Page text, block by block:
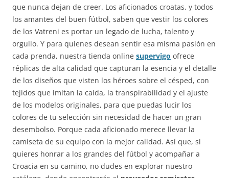
que nunca dejan de creer. Los aficionados croatas, y todos
los amantes del buen fútbol, saben que vestir los colores
de los Vatreni es portar un legado de lucha, talento y
orgullo. Y para quienes desean sentir esa misma pasión en
cada prenda, nuestra tienda online supervigo ofrece
réplicas de alta calidad que capturan la esencia y el detalle
de los diseños que visten los héroes sobre el césped, con
tejidos que imitan la caída, la transpirabilidad y el ajuste
de los modelos originales, para que puedas lucir los
colores de tu selección sin necesidad de hacer un gran
desembolso. Porque cada aficionado merece llevar la
camiseta de su equipo con la mejor calidad. Así que, si
quieres honrar a los grandes del fútbol y acompañar a
Croacia en su camino, no dudes en explorar nuestro